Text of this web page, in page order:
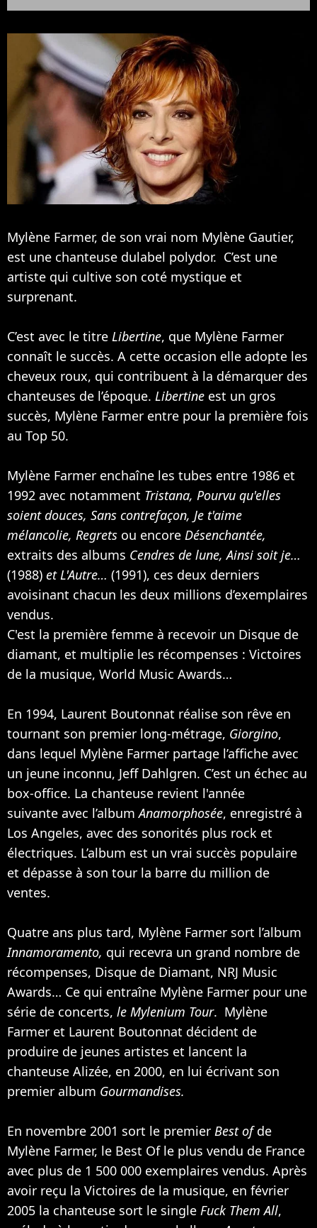
Mylène Farmer, de son vrai nom Mylène Gautier,
est une chanteuse dulabel polydor. C’est une
artiste qui cultive son coté mystique et
surprenant.
C’est avec le titre Libertine, que Mylène Farmer
connaît le succès. A cette occasion elle adopte les
cheveux roux, qui contribuent à la démarquer des
chanteuses de l’époque. Libertine est un gros
succès, Mylène Farmer entre pour la première fois
au Top 50.
Mylène Farmer enchaîne les tubes entre 1986 et
1992 avec notamment Tristana, Pourvu qu'elles
soient douces, Sans contrefaçon, Je t'aime
mélancolie, Regrets ou encore Désenchantée,
extraits des albums Cendres de lune, Ainsi soit je…
(1988) et L'Autre… (1991), ces deux derniers
avoisinant chacun les deux millions d’exemplaires
vendus.
C'est la première femme à recevoir un Disque de
diamant, et multiplie les récompenses : Victoires
de la musique, World Music Awards…
En 1994, Laurent Boutonnat réalise son rêve en
tournant son premier long-métrage, Giorgino,
dans lequel Mylène Farmer partage l’affiche avec
un jeune inconnu, Jeff Dahlgren. C’est un échec au
box-office. La chanteuse revient l'année
suivante avec l’albumAnamorphosée, enregistré à
Los Angeles, avec des sonorités plus rock et
électriques. L’album est un vrai succès populaire
et dépasse à son tour la barre du million de
ventes.
Quatre ans plus tard, Mylène Farmer sort l’album
Innamoramento, qui recevra un grand nombre de
récompenses, Disque de Diamant, NRJ Music
Awards… Ce qui entraîne Mylène Farmer pour une
série de concerts, le Mylenium Tour. Mylène
Farmer et Laurent Boutonnat décident de
produire de jeunes artistes et lancent la
chanteuse Alizée, en 2000, en lui écrivant son
premier album Gourmandises.
En novembre 2001 sort le premier Best ofde
Mylène Farmer, le Best Of le plus vendu de France
avec plus de 1 500 000 exemplaires vendus. Après
avoir reçu la Victoires de la musique, en février
2005 la chanteuse sort le single Fuck Them All,